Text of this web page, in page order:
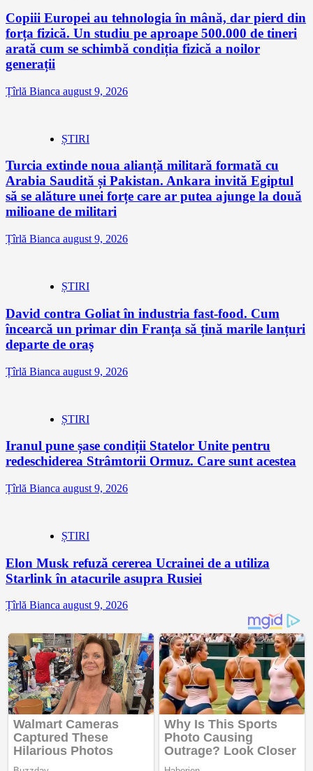
Copiii Europei au tehnologia în mână, dar pierd din
forța fizică. Un studiu pe aproape 500.000 de tineri
arată cum se schimbă condiția fizică a noilor
generații
Țîrlă Bianca august 9, 2026
ȘTIRI
Turcia extinde noua alianță militară formată cu
Arabia Saudită și Pakistan. Ankara invită Egiptul
să se alăture unei forțe care ar putea ajunge la două
milioane de militari
Țîrlă Bianca august 9, 2026
ȘTIRI
David contra Goliat în industria fast-food. Cum
încearcă un primar din Franța să țină marile lanțuri
departe de oraș
Țîrlă Bianca august 9, 2026
ȘTIRI
Iranul pune șase condiții Statelor Unite pentru
redeschiderea Strâmtorii Ormuz. Care sunt acestea
Țîrlă Bianca august 9, 2026
ȘTIRI
Elon Musk refuză cererea Ucrainei de a utiliza
Starlink în atacurile asupra Rusiei
Țîrlă Bianca august 9, 2026